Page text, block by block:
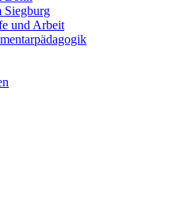
Siegburg
und Arbeit